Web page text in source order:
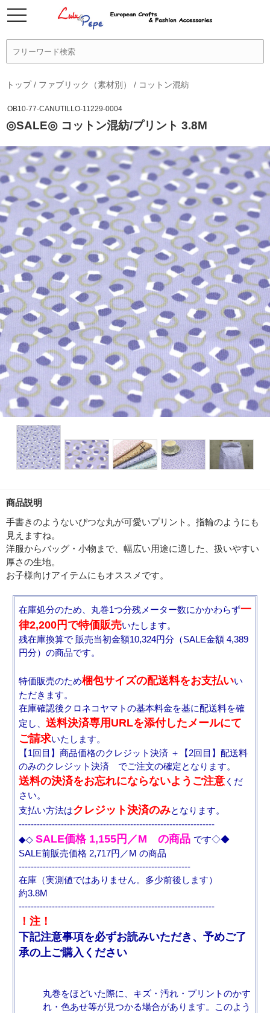
トップ/ ファブリック（素材別） / コットン混紡
OB10-77-CANUTILLO-11229-0004
◎SALE◎ コットン混紡/プリント 3.8M
商品説明
手書きのようないびつな丸が可愛いプリント。指輪のようにも
見えますね。
洋服からバッグ・小物まで、幅広い用途に適した、扱いやすい
厚さの生地。
お子様向けアイテムにもオススメです。
在庫処分のため、丸巻1つ分残メーター数にかかわらず一
律2,200円で特価販売いたします。
残在庫換算で 販売当初金額10,324円分（SALE金額 4,389
円分）の商品です。
特価販売のため梱包サイズの配送料をお支払いい
ただきます。
在庫確認後クロネコヤマトの基本料金を基に配送料を確
定し、 送料決済専用URLを添付したメールにて
ご請求いたします。
【1回目】商品価格のクレジット決済 ＋【2回目】配送料
のみのクレジット決済 でご注文の確定となります。
送料の決済をお忘れにならないようご注意くだ
さい。
支払い方法はクレジット決済のみとなります。
-----------------------------------------------------------------
◆◇ SALE価格 1,155円／M の商品 です◇◆
SALE前販売価格 2,717円／M の商品
---------------------------------------------------------
在庫（実測値ではありません。多少前後します）
約3.8M
-----------------------------------------------------------------
！注！
下記注意事項を必ずお読みいただき、予めご了
承の上ご購入ください
丸巻をほどいた際に、キズ・汚れ・プリントのかす
れ・色あせ等が見つかる場合があります。このよう